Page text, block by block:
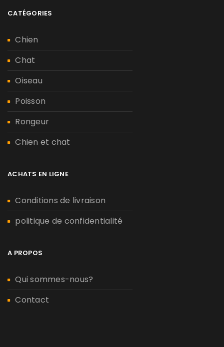
CATÉGORIES
Chien
Chat
Oiseau
Poisson
Rongeur
Chien et chat
ACHATS EN LIGNE
Conditions de livraison
politique de confidentialité
A PROPOS
Qui sommes-nous?
Contact